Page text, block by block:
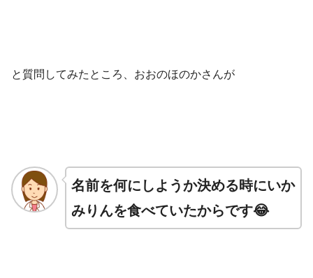
と質問してみたところ、おおのほのかさんが
名前を何にしようか決める時にいか
みりんを食べていたからです😂